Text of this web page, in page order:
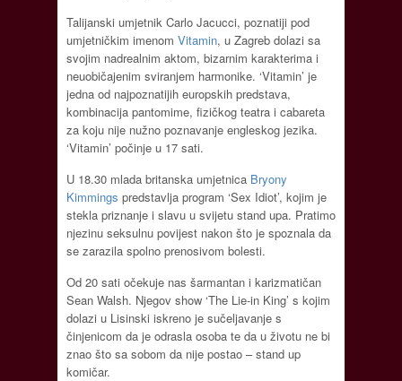
Talijanski umjetnik Carlo Jacucci, poznatiji pod
umjetničkim imenom Vitamin, u Zagreb dolazi sa
svojim nadrealnim aktom, bizarnim karakterima i
neuobičajenim sviranjem harmonike. ‘Vitamin’ je
jedna od najpoznatijih europskih predstava,
kombinacija pantomime, fizičkog teatra i cabareta
za koju nije nužno poznavanje engleskog jezika.
‘Vitamin’ počinje u 17 sati.
U 18.30 mlada britanska umjetnica Bryony
Kimmings predstavlja program ‘Sex Idiot’, kojim je
stekla priznanje i slavu u svijetu stand upa. Pratimo
njezinu seksulnu povijest nakon što je spoznala da
se zarazila spolno prenosivom bolesti.
Od 20 sati očekuje nas šarmantan i karizmatičan
Sean Walsh. Njegov show ‘The Lie-in King’ s kojim
dolazi u Lisinski iskreno je sučeljavanje s
činjenicom da je odrasla osoba te da u životu ne bi
znao što sa sobom da nije postao – stand up
komičar.